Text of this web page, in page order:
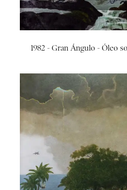
1982 - Gran Ángulo - Óleo